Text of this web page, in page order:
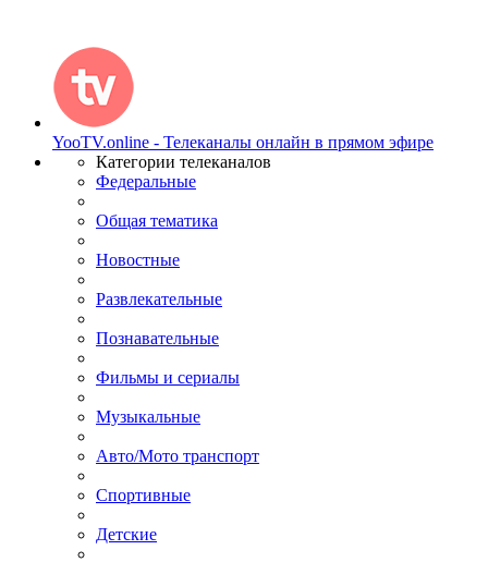
YooTV.online - Телеканалы онлайн в прямом эфире
Категории телеканалов
Федеральные
Общая тематика
Новостные
Развлекательные
Познавательные
Фильмы и сериалы
Музыкальные
Авто/Мото транспорт
Спортивные
Детские